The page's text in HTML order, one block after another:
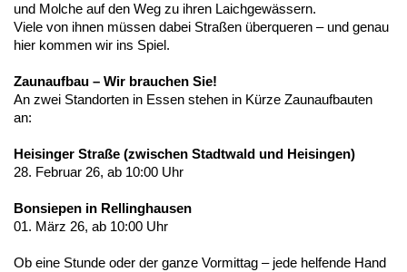
und Molche auf den Weg zu ihren Laichgewässern.
Viele von ihnen müssen dabei Straßen überqueren – und genau
hier kommen wir ins Spiel.
Zaunaufbau – Wir brauchen Sie!
An zwei Standorten in Essen stehen in Kürze Zaunaufbauten
an:
Heisinger Straße (zwischen Stadtwald und Heisingen)
28. Februar 26, ab 10:00 Uhr
Bonsiepen in Rellinghausen
01. März 26, ab 10:00 Uhr
Ob eine Stunde oder der ganze Vormittag – jede helfende Hand